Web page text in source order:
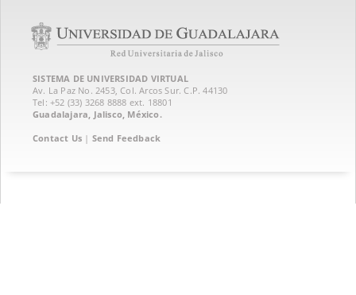
SISTEMA DE UNIVERSIDAD VIRTUAL
Av. La Paz No. 2453, Col. Arcos Sur. C.P. 44130
Tel: +52 (33) 3268 8888‏ ext. 18801
Guadalajara, Jalisco, México.
Contact Us | Send Feedback